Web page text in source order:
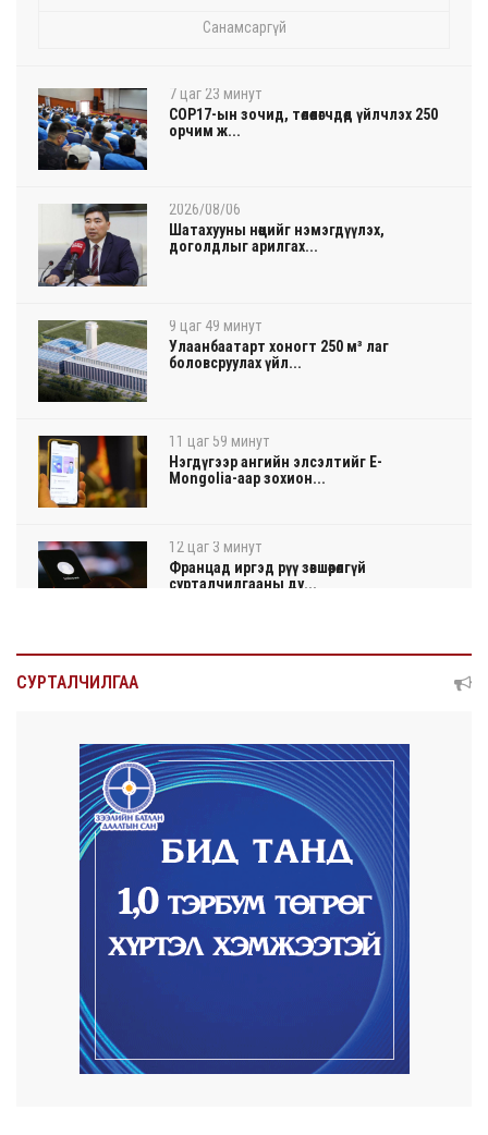
Санамсаргүй
7 цаг 23 минут
COP17-ын зочид, төлөөлөгчдөд үйлчлэх 250
орчим ж...
2026/08/06
Шатахууны нөөцийг нэмэгдүүлэх,
доголдлыг арилгах...
9 цаг 49 минут
Улаанбаатарт хоногт 250 м³ лаг
боловсруулах үйл...
11 цаг 59 минут
Нэгдүгээр ангийн элсэлтийг E-
Mongolia-аар зохион...
12 цаг 3 минут
Францад иргэд рүү зөвшөөрөлгүй
сурталчилгааны ду...
12 цаг 7 минут
12 цаг 10 минут
Автомашины улсын дугаар сондгой
Улаанбаатарт өдөртөө 30 хэм дулаан
Улсын чанартай хатуу хучилттай авто
СУРТАЛЧИЛГАА